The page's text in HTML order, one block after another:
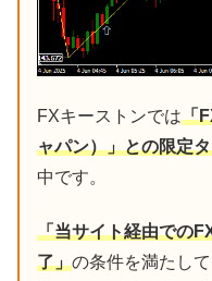
FXキーストンでは「
ャパン）」との限定
中です。
「当サイト経由での
了」の条件を満たして